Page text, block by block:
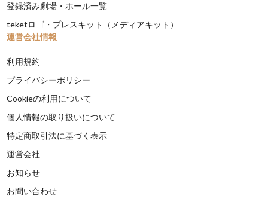
登録済み劇場・ホール一覧
teketロゴ・プレスキット（メディアキット）
運営会社情報
利用規約
プライバシーポリシー
Cookieの利用について
個人情報の取り扱いについて
特定商取引法に基づく表示
運営会社
お知らせ
お問い合わせ